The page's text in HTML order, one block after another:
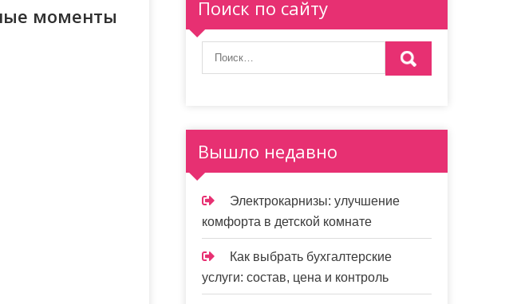
моменты Поиск по сайту
Вышло недавно
Электрокарнизы: улучшение
комфорта в детской комнате
Как выбрать бухгалтерские
услуги: состав, цена и контроль